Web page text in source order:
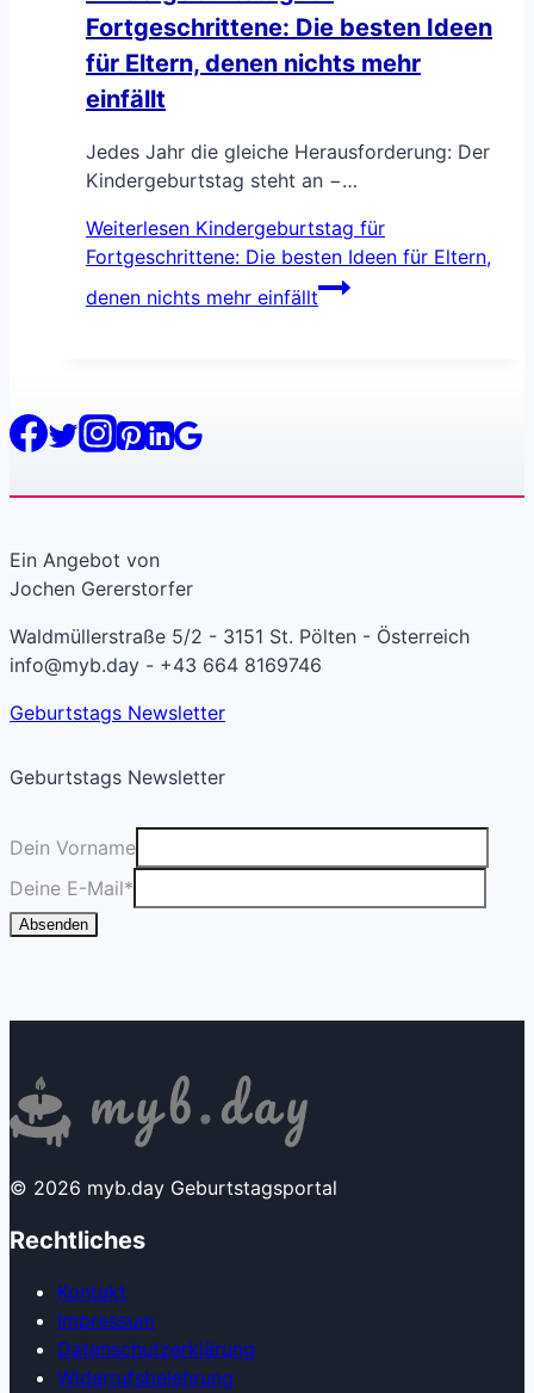
Fortgeschrittene: Die besten Ideen
für Eltern, denen nichts mehr
einfällt
Jedes Jahr die gleiche Herausforderung: Der
Kindergeburtstag steht an −…
Weiterlesen Kindergeburtstag für
Fortgeschrittene: Die besten Ideen für Eltern,
denen nichts mehr einfällt
Ein Angebot von
Jochen Gererstorfer
Waldmüllerstraße 5/2 - 3151 St. Pölten - Österreich
info@myb.day - +43 664 8169746
Geburtstags Newsletter
Geburtstags Newsletter
Dein Vorname
Deine E-Mail*
Absenden
© 2026 myb.day Geburtstagsportal
Rechtliches
Kontakt
Impressum
Datenschutzerklärung
Widerrufsbelehrung